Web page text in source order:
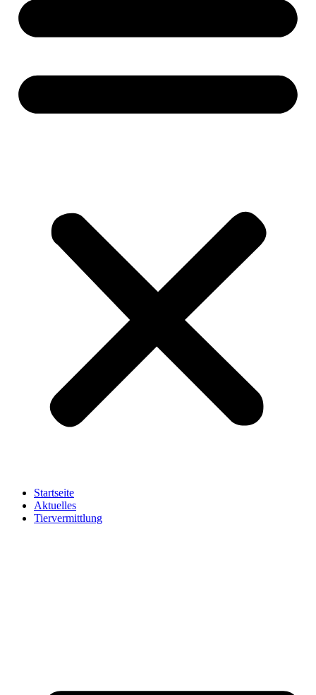
Startseite
Aktuelles
Tiervermittlung